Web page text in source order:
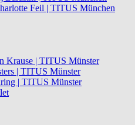
Feil | TITUS München
Krause | TITUS Münster
| TITUS Münster
| TITUS Münster